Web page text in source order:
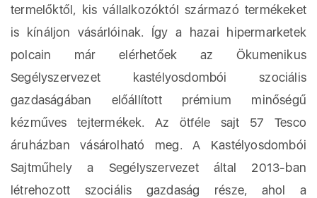
termelőktől, kis vállalkozóktól származó termékeket
is kínáljon vásárlóinak. Így a hazai hipermarketek
polcain már elérhetőek az Ökumenikus
Segélyszervezet kastélyosdombói szociális
gazdaságában előállított prémium minőségű
kézműves tejtermékek. Az ötféle sajt 57 Tesco
áruházban vásárolható meg. A Kastélyosdombói
Sajtműhely a Segélyszervezet által 2013-ban
létrehozott szociális gazdaság része, ahol a